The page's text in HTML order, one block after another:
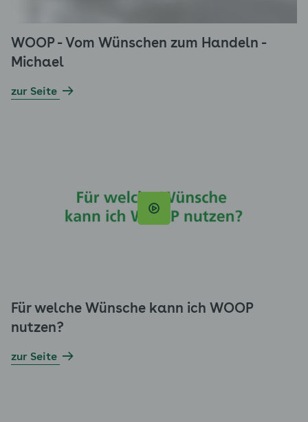
WOOP - Vom Wünschen zum Handeln -
Michael
zur Seite
Für welche Wünsche kann ich WOOP
nutzen?
zur Seite